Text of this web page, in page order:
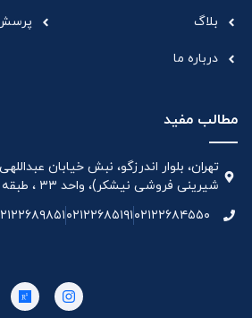
بلاگ
درباره ما
پرسش
مطالب مفید
شیرینی فروشی نیشکر)، واحد ۳۳ ، طبقه ۵
۰۲۱۲۲۶۸۴۵۵۰۰۲۱۲۲۶۸۵۱۹۱